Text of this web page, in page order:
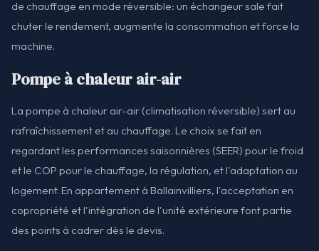
de chauffage en mode réversible: un échangeur sale fait
chuter le rendement, augmente la consommation et force la
machine.
Pompe à chaleur air-air
La pompe à chaleur air-air (climatisation réversible) sert au
rafraîchissement et au chauffage. Le choix se fait en
regardant les performances saisonnières (SEER) pour le froid
et le COP pour le chauffage, la régulation, et l'adaptation au
logement. En appartement à Ballainvilliers, l'acceptation en
copropriété et l'intégration de l'unité extérieure font partie
des points à cadrer dès le devis.